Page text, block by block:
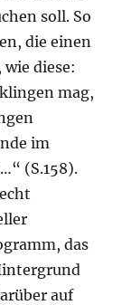
soll. So
die einen
diese:
mag,
im
(S.158).
das
auf